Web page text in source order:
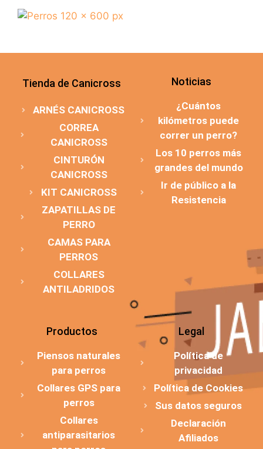
Tienda de Canicross
ARNÉS CANICROSS
CORREA
CANICROSS
CINTURÓN
CANICROSS
KIT CANICROSS
ZAPATILLAS DE
PERRO
CAMAS PARA
PERROS
COLLARES
ANTILADRIDOS
Noticias
¿Cuántos
kilómetros puede
correr un perro?
Los 10 perros más
grandes del mundo
Ir de público a la
Resistencia
Productos
Piensos naturales
para perros
Collares GPS para
perros
Collares
antiparasitarios
Legal
Política de
privacidad
Política de Cookies
Sus datos seguros
Declaración
Afiliados